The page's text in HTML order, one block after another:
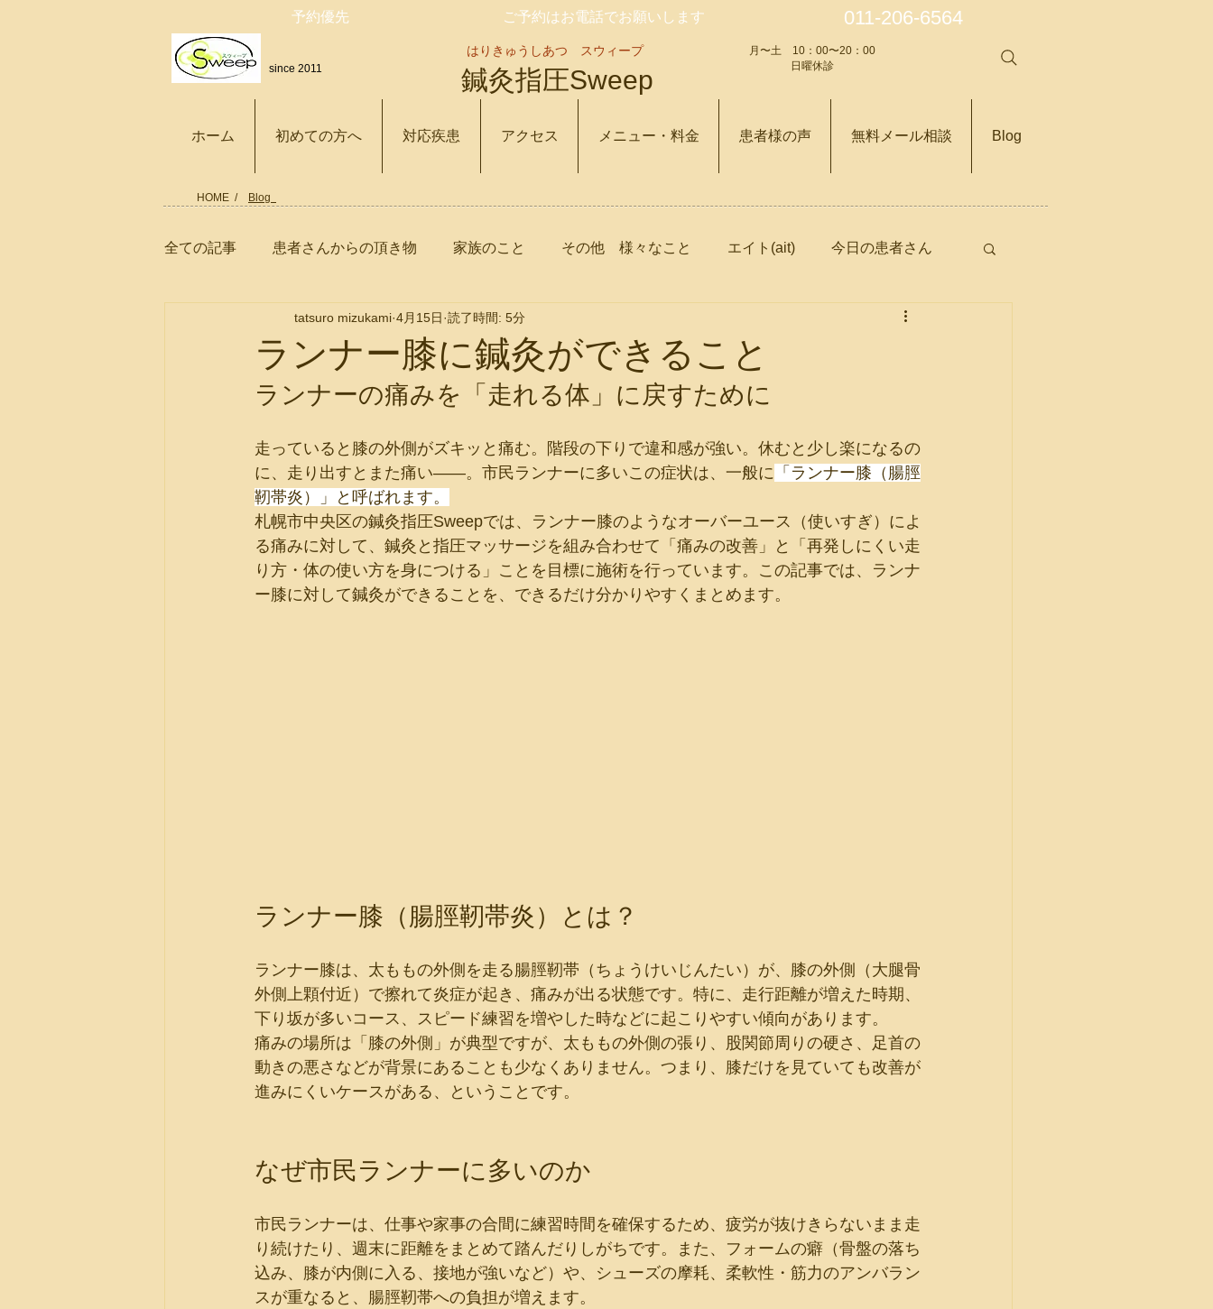
予約優先 ご予約はお電話でお願いします 011-206-6564
since 2011 鍼灸指圧Sweep​
はりきゅうしあつ スウィープ
​​月〜土 10：00〜20：00
​​日曜休診
ホーム 初めての方へ 対応疾患 アクセス メニュー・料金 患者様の声 無料メール相談 Blog
HOME / Blog
全ての記事 患者さんからの頂き物 家族のこと その他 様々なこと エイト(ait) 今日の患者さん
鍼灸マッサージに出来る事 なぜ鍼灸は効くのか
ランナー膝に鍼灸ができること
tatsuro mizukami 4月15日 読了時間: 5分
ランナーの痛みを「走れる体」に戻すために
走っていると膝の外側がズキッと痛む。階段の下りで違和感が強い。休むと少し楽になるの
に、走り出すとまた痛い——。市民ランナーに多いこの症状は、一般に 「ランナー膝（腸脛
靭帯炎）」と呼ばれます。
札幌市中央区の鍼灸指圧Sweepでは、ランナー膝のようなオーバーユース（使いすぎ）によ
る痛みに対して、鍼灸と指圧マッサージを組み合わせて「痛みの改善」と「再発しにくい走
り方・体の使い方を身につける」ことを目標に施術を行っています。この記事では、ランナ
ー膝に対して鍼灸ができることを、できるだけ分かりやすくまとめます。
ランナー膝（腸脛靭帯炎）とは？
ランナー膝は、太ももの外側を走る腸脛靭帯（ちょうけいじんたい）が、膝の外側（大腿骨
外側上顆付近）で擦れて炎症が起き、痛みが出る状態です。特に、走行距離が増えた時期、
下り坂が多いコース、スピード練習を増やした時などに起こりやすい傾向があります。
痛みの場所は「膝の外側」が典型ですが、太ももの外側の張り、股関節周りの硬さ、足首の
動きの悪さなどが背景にあることも少なくありません。つまり、膝だけを見ていても改善が
進みにくいケースがある、ということです。
なぜ市民ランナーに多いのか
市民ランナーは、仕事や家事の合間に練習時間を確保するため、疲労が抜けきらないまま走
り続けたり、週末に距離をまとめて踏んだりしがちです。また、フォームの癖（骨盤の落ち
込み、膝が内側に入る、接地が強いなど）や、シューズの摩耗、柔軟性・筋力のアンバラン
スが重なると、腸脛靭帯への負担が増えます。